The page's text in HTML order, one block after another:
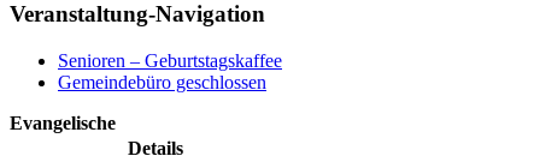
Veranstaltung-Navigation
Senioren – Geburtstagskaffee
Gemeindebüro geschlossen
Details
Evangelische